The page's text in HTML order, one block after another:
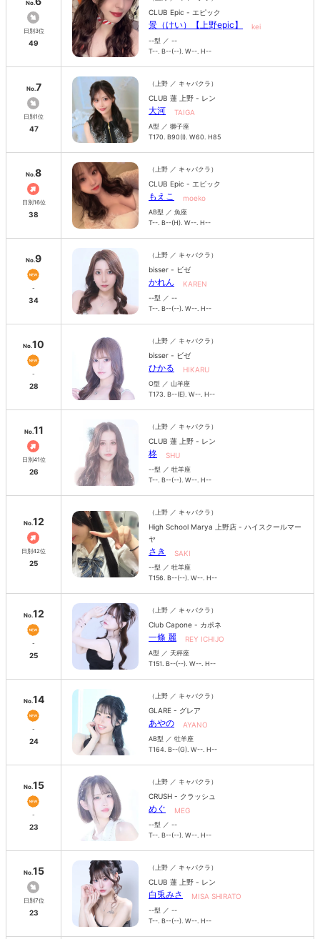
No.
日別3位
49
CLUB Epic - エピック
景（けい）【上野epic】 kei
--型 ／ --
T--. B--(--). W--. H--
No.7
日別1位
47
（上野 ／ キャバクラ）
CLUB 蓮 上野 - レン
大河 TAIGA
A型 ／ 獅子座
T170. B90(I). W60. H85
No.8
日別16位
38
（上野 ／ キャバクラ）
CLUB Epic - エピック
もえこ moeko
AB型 ／ 魚座
T--. B--(H). W--. H--
No.9
-
34
（上野 ／ キャバクラ）
bisser - ビゼ
かれん KAREN
--型 ／ --
T--. B--(--). W--. H--
No.10
-
28
（上野 ／ キャバクラ）
bisser - ビゼ
ひかる HIKARU
O型 ／ 山羊座
T173. B--(E). W--. H--
No.11
日別41位
26
（上野 ／ キャバクラ）
CLUB 蓮 上野 - レン
柊 SHU
--型 ／ 牡羊座
T--. B--(--). W--. H--
No.12
日別42位
25
（上野 ／ キャバクラ）
High School Marya 上野店 - ハイスクールマー
ヤ
さき SAKI
--型 ／ 牡羊座
T156. B--(--). W--. H--
No.12
-
25
（上野 ／ キャバクラ）
Club Capone - カポネ
一條 麗 REY ICHIJO
A型 ／ 天秤座
T151. B--(--). W--. H--
No.14
-
24
（上野 ／ キャバクラ）
GLARE - グレア
あやの AYANO
AB型 ／ 牡羊座
T164. B--(G). W--. H--
No.15
-
23
（上野 ／ キャバクラ）
CRUSH - クラッシュ
めぐ MEG
--型 ／ --
T--. B--(--). W--. H--
No.15
日別7位
23
（上野 ／ キャバクラ）
CLUB 蓮 上野 - レン
白兎みさ MISA SHIRATO
--型 ／ --
T--. B--(--). W--. H--